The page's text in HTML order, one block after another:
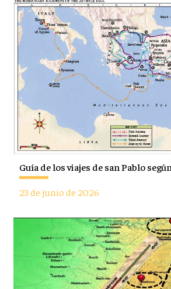
Guía de los viajes de san Pablo
23 de junio de 2026